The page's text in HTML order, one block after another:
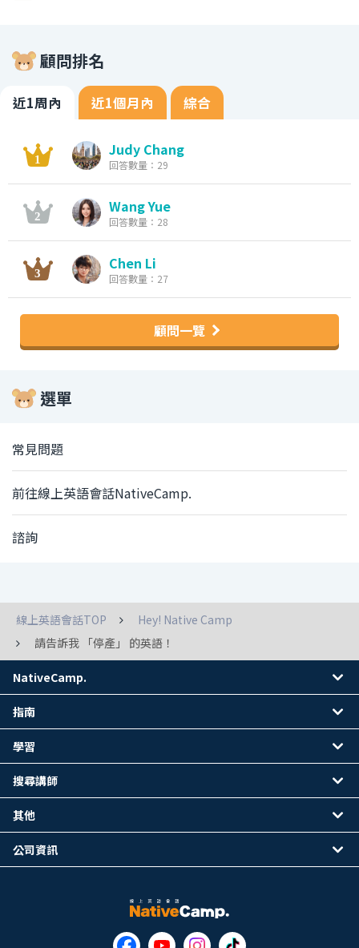
顧問排名
近1周內 近1個月內 綜合
Judy Chang
回答數量：29
Wang Yue
回答數量：28
Chen Li
回答數量：27
顧問一覽
選單
常見問題
前往線上英語會話NativeCamp.
諮詢
線上英語會話TOP
Hey! Native Camp
請告訴我 「停產」 的英語！
NativeCamp.
指南
學習
搜尋講師
其他
公司資訊